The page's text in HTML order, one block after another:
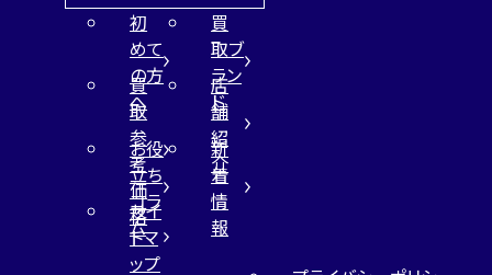
初
めて
の方
へ
買
取ブ
ラン
ド
買
取
参
考
価
格
店
舗
紹
介
お役
立ち
コラ
ム
新
着
情
報
サイ
トマ
ップ